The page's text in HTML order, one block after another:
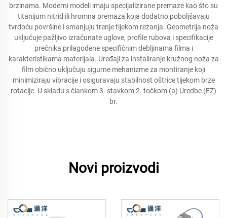
brzinama. Moderni modeli imaju specijalizirane premaze kao što su
titanijum nitrid ili hromna premaza koja dodatno poboljšavaju
tvrdoću površine i smanjuju trenje tijekom rezanja. Geometrija noža
uključuje pažljivo izračunate uglove, profile rubova i specifikacije
prečnika prilagođene specifičnim debljinama filma i
karakteristikama materijala. Uređaji za instaliranje kružnog noža za
film obično uključuju sigurne mehanizme za montiranje koji
minimiziraju vibracije i osiguravaju stabilnost oštrice tijekom brze
rotacije. U skladu s člankom 3. stavkom 2. točkom (a) Uredbe (EZ)
br.
Novi proizvodi